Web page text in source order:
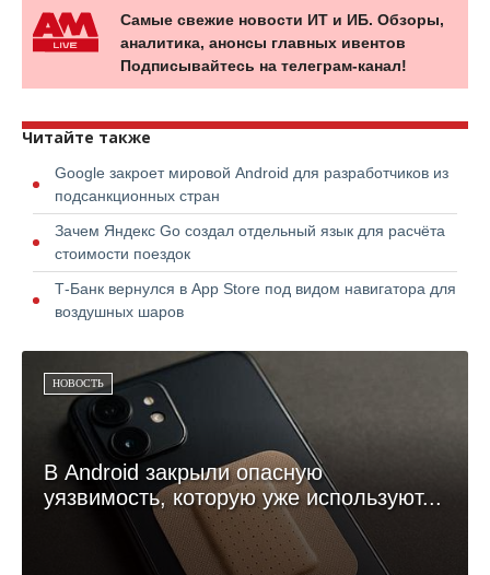
Самые свежие новости ИТ и ИБ. Обзоры,
аналитика, анонсы главных ивентов
Подписывайтесь на телеграм-канал!
Читайте также
Google закроет мировой Android для разработчиков из
подсанкционных стран
Зачем Яндекс Go создал отдельный язык для расчёта
стоимости поездок
Т-Банк вернулся в App Store под видом навигатора для
воздушных шаров
НОВОСТЬ
В Android закрыли опасную
уязвимость, которую уже используют...